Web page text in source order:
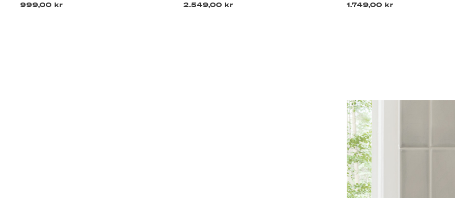
999,00 kr 2.549,00 kr 1.749,00 kr